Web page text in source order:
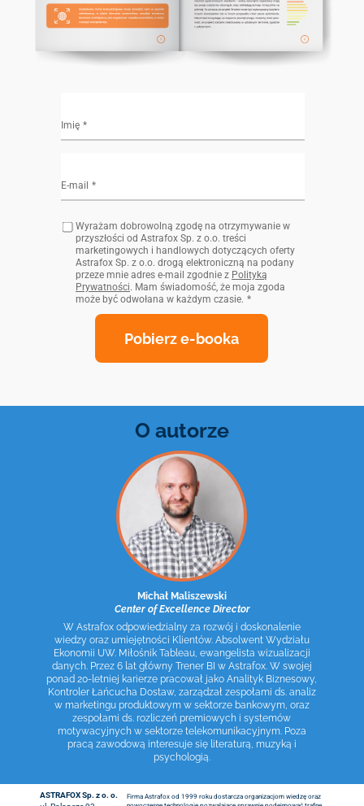
E-mail
Pobierz e-booka
Imię
Wyrażam dobrowolną zgodę na otrzymywanie w
przyszłości od Astrafox Sp. z o.o. treści
marketingowych i handlowych dotyczących oferty
Astrafox Sp. z o.o. drogą elektroniczną na podany
przeze mnie adres e-mail zgodnie z Polityką
Prywatności. Mam świadomość, że moja zgoda
może być odwołana w każdym czasie.
O autorze
Michał Maliszewski
Center of Excellence Director
W Astrafox odpowiedzialny za rozwój i doskonalenie
wiedzy oraz umiejętności Klientów. Absolwent Wydziału
Ekonomii UW. Miłośnik Tableau, ewangelista wizualizacji
danych. Przez 6 lat główny Trener BI w Astrafox. W swojej
ponad 20-letniej karierze pracował jako Analityk Biznesowy,
Kontroler Łańcucha Dostaw, zarządzał zespołami ds. analiz
w marketingu produktowym w sektorze bankowym, oraz
zespołami ds. rozliczeń premiowych i systemów
motywacyjnych w sektorze telekomunikacyjnym. Poza
pracą zawodową interesuje się literaturą, muzyką i
psychologią.
ASTRAFOX Sp. z o. o.
Firma Astrafox od 1999 roku dostarcza organizacjom wiedzę oraz